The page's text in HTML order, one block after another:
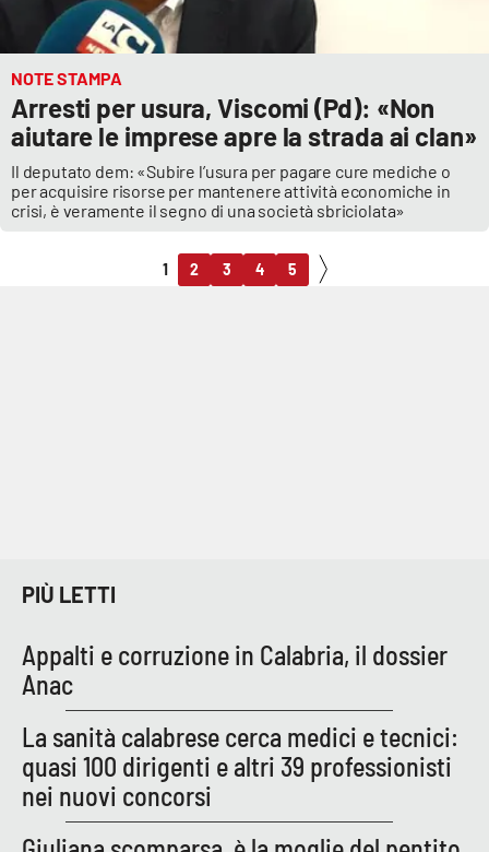
NOTE STAMPA
Arresti per usura, Viscomi (Pd): «Non
aiutare le imprese apre la strada ai clan»
Il deputato dem: «Subire l’usura per pagare cure mediche o
per acquisire risorse per mantenere attività economiche in
crisi, è veramente il segno di una società sbriciolata»
1 2 3 4 5
PIÙ LETTI
Appalti e corruzione in Calabria, il dossier
Anac
La sanità calabrese cerca medici e tecnici:
quasi 100 dirigenti e altri 39 professionisti
nei nuovi concorsi